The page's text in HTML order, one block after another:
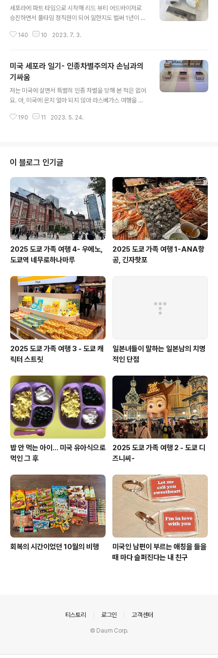
세포라에 파트 타임으로 시작해 리드 뷰티 어드바이저로
승진하면서 풀타임 정직원이 되어 일한지도 벌써 1년이 지
저에게 무조건 1년은 버텨 보라던 조언을 들었는데 역시나
뀌고 나니 책임과 업무가 많아져서 출근하면 하루 8시간이
어떻게 가는지도 모르게 정신 없이 일하다가 돌아오다 보
니 집에 오면 저를 위한 개인 시간을 낼 여유가 없더라고요.
특히나 체력적으로 너무 힘든 일들이 많아졌어요. 진열대
재설치 작업들이나, 스탁룸 정리등은 물론이고, 매주 수요
일에는 물건이 입고 되는 날이라 물건 디스플레이와 스탁
140 10 2023. 7. 3.
미국 세포라 일기- 인종차별주의자 손님과의
기싸움
저는 미국에 살면서 특별히 인종 차별을 당해 본 적은 없어
요. 아, 미국에 온지 얼마 되지 않아 라스베가스 여행을 갔
이크 살 때 펜스업자한테 당할 뻔 했던 것도 인종차별이였
못한 얘기들이 너~~~무 많아서 어디서 부터 무슨 얘기 부
터 해야 할지를 모르겠어요. 2020년 정초부터 지금 9월까
지 정말 골 아픈 일들이 너무 많았거든요. 이제 진짜 조금 s
mileellie.tistory.com 2020.09.11 - [미국 생활기] -
동양 여자 만만하게 본 미국 펜스..
190 11 2023. 5. 24.
이 블로그 인기글
2025 도쿄 가족 여행 4- 우에노,
도쿄역 네무로하나마루
2025 도쿄 가족 여행 1-ANA항
공, 긴자핫포
2025 도쿄 가족 여행 3 - 도쿄 캐
릭터 스트릿
일본녀들이 말하는 일본남의 치명
적인 단점
밥 안 먹는 아이... 미국 유아식으로
먹인 그 후
2025 도쿄 가족 여행 2 - 도쿄 디
즈니씨-
회복의 시간이었던 10월의 비행
미국인 남편이 부르는 애칭을 들을
때 마다 슬퍼진다는 내 친구
티스토리 로그인 고객센터
© Daum Corp.